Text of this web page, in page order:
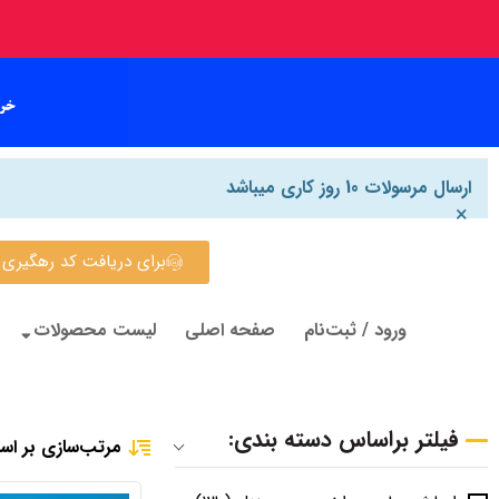
ارسال مرسولات 10 روز کاری میباشد
×
برای دریافت کد رهگیری روی
ورود / ثبت‌نام صفحه اصلی لیست محصولات
فیلتر براساس دسته بندی: مرتب‌سازی بر